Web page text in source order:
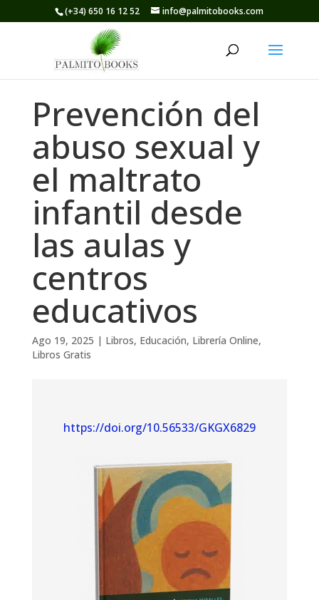
(+34) 650 16 12 52 info@palmitobooks.com
Prevención del
abuso sexual y
el maltrato
infantil desde
las aulas y
centros
educativos
Ago 19, 2025 | Libros, Educación, Librería Online,
Libros Gratis
https://doi.org/10.56533/GKGX6829